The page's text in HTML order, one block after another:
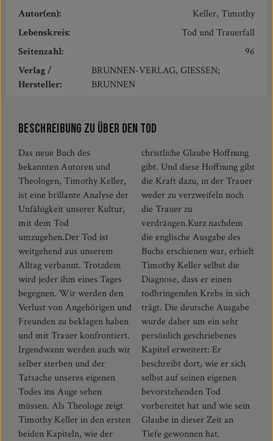
Autor(en):
Keller, Timothy
Lebenskreis:
Tod und Trauerfall
Seitenzahl:
96
Verlag /
Hersteller:
BRUNNEN-VERLAG, GIESSEN;
BRUNNEN
Beschreibung zu Über den Tod
Das neue Buch des
bekannten Autoren und
Theologen, Timothy Keller,
ist eine brillante Analyse der
Unfähigkeit unserer Kultur,
mit dem Tod
umzugehen.Der Tod ist
weitgehend aus unserem
Alltag verbannt. Trotzdem
wird jeder ihm eines Tages
begegnen. Wir werden den
Verlust von Angehörigen und
Freunden zu beklagen haben
und mit Trauer konfrontiert.
Irgendwann werden auch wir
selber sterben und der
Tatsache unseres eigenen
Todes ins Auge sehen
müssen. Als Theologe zeigt
Timothy Keller in den ersten
beiden Kapiteln, wie der
christliche Glaube Hoffnung
gibt. Und diese Hoffnung gibt
die Kraft dazu, in der Trauer
weder zu verzweifeln noch
die Trauer zu
verdrängen.Kurz nachdem
die englische Ausgabe des
Buchs erschienen war, erhielt
Timothy Keller selbst die
Diagnose, dass er einen
todbringenden Krebs in sich
trägt. Die deutsche Ausgabe
wurde daher um ein sehr
persönlich geschriebenes
Kapitel erweitert: Er
beschreibt dort, wie er sich
selbst auf seinen eigenen
bevorstehenden Tod
vorbereitet hat und wie sein
Glaube in dieser Zeit an
Tiefe gewonnen hat.